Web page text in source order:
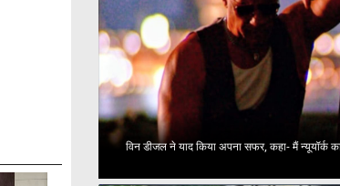
विन डीजल ने याद किया अपना सफर, कहा- मैं न्यूयॉर्क